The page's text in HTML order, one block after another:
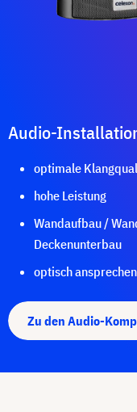
Audio-
optimale
hohe Leistung
Wandaufbau /
Deckenunterbau
optisch
Zu den Audio-